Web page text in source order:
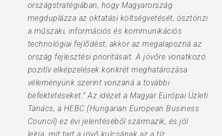
országstratégiában, hogy Magyarország
megduplázza az oktatási költségvetését, ösztönzi
a műszaki, információs és kommunikációs
technológiai fejlődést, akkor az megalapozná az
ország fejlesztési prioritásait. A jövőre vonatkozó
pozitív elképzelések konkrét meghatározása
véleményünk szerint vonzaná a további
befektetéseket.” Az idézet a Magyar Európai Üzleti
Tanács, a HEBC (Hungarian European Business
Council) ez évi jelentéséből származik, és jól